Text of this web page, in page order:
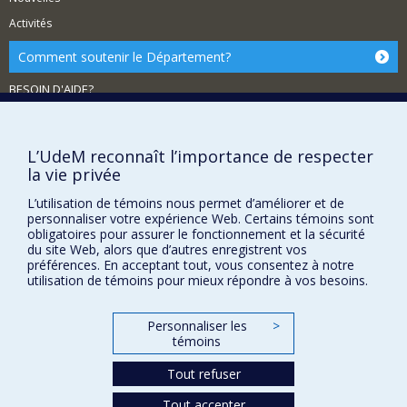
Activités
Comment soutenir le Département?
BESOIN D'AIDE?
Accessibilité
FACULTÉ DES ARTS ET DES SCIENCES
Nos départements et écoles
Nos centres d'études
Nos programmes et cours
Conditions d’utilisation
Paramètres des témoins
L’UdeM reconnaît l’importance de respecter
la vie privée
L’utilisation de témoins nous permet d’améliorer et de
personnaliser votre expérience Web. Certains témoins sont
obligatoires pour assurer le fonctionnement et la sécurité
du site Web, alors que d’autres enregistrent vos
préférences. En acceptant tout, vous consentez à notre
utilisation de témoins pour mieux répondre à vos besoins.
Personnaliser les
témoins
>
Tout refuser